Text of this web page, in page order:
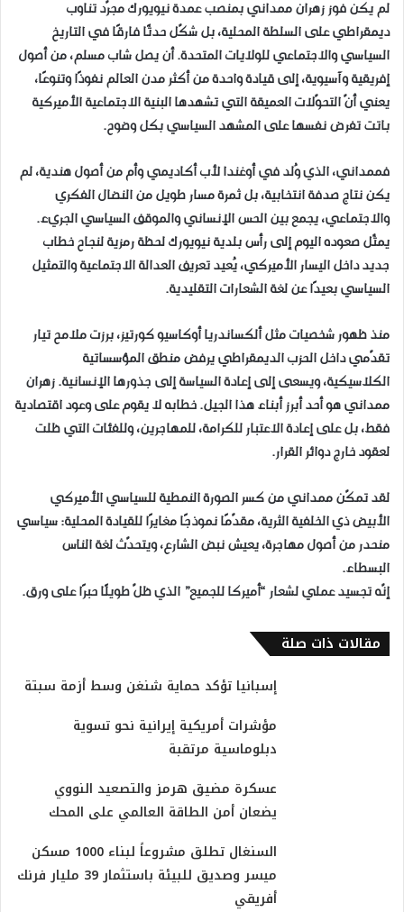
لم يكن فوز زهران ممداني بمنصب عمدة نيويورك مجرّد تناوب
ديمقراطي على السلطة المحلية، بل شكّل حدثًا فارقًا في التاريخ
السياسي والاجتماعي للولايات المتحدة. أن يصل شاب مسلم، من أصول
إفريقية وآسيوية، إلى قيادة واحدة من أكثر مدن العالم نفوذًا وتنوعًا،
يعني أنّ التحوّلات العميقة التي تشهدها البنية الاجتماعية الأميركية
باتت تفرض نفسها على المشهد السياسي بكل وضوح.
فممداني، الذي وُلد في أوغندا لأب أكاديمي وأم من أصول هندية، لم
يكن نتاج صدفة انتخابية، بل ثمرة مسار طويل من النضال الفكري
والاجتماعي، يجمع بين الحس الإنساني والموقف السياسي الجريء.
يمثّل صعوده اليوم إلى رأس بلدية نيويورك لحظة رمزية لنجاح خطاب
جديد داخل اليسار الأميركي، يُعيد تعريف العدالة الاجتماعية والتمثيل
السياسي بعيدًا عن لغة الشعارات التقليدية.
منذ ظهور شخصيات مثل ألكساندريا أوكاسيو كورتيز، برزت ملامح تيار
تقدّمي داخل الحزب الديمقراطي يرفض منطق المؤسساتية
الكلاسيكية، ويسعى إلى إعادة السياسة إلى جذورها الإنسانية. زهران
ممداني هو أحد أبرز أبناء هذا الجيل. خطابه لا يقوم على وعود اقتصادية
فقط، بل على إعادة الاعتبار للكرامة، للمهاجرين، وللفئات التي ظلت
لعقود خارج دوائر القرار.
لقد تمكّن ممداني من كسر الصورة النمطية للسياسي الأميركي
الأبيض ذي الخلفية الثرية، مقدّمًا نموذجًا مغايرًا للقيادة المحلية: سياسي
منحدر من أصول مهاجرة، يعيش نبض الشارع، ويتحدّث لغة الناس
البسطاء.
إنّه تجسيد عملي لشعار “أميركا للجميع” الذي ظلّ طويلًا حبرًا على ورق.
مقالات ذات صلة
إسبانيا تؤكد حماية شنغن وسط أزمة سبتة
مؤشرات أمريكية إيرانية نحو تسوية
دبلوماسية مرتقبة
عسكرة مضيق هرمز والتصعيد النووي
يضعان أمن الطاقة العالمي على المحك
السنغال تطلق مشروعاً لبناء 1000 مسكن
ميسر وصديق للبيئة باستثمار 39 مليار فرنك
أفريقي